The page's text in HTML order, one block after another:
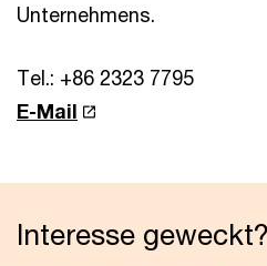
Unternehmens.
Tel.: +86 2323 7795
E-Mail
Interesse geweckt?